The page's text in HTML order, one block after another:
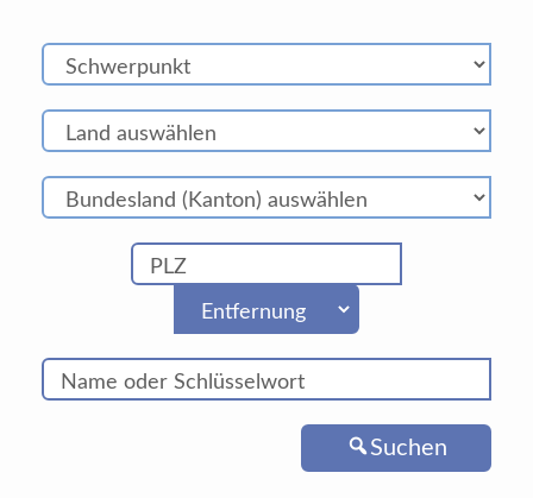
Suchen